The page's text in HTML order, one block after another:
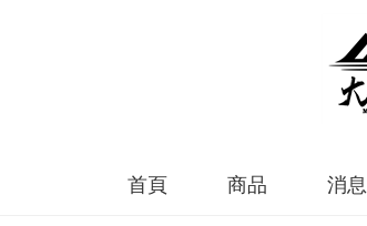
首頁 商品 消息